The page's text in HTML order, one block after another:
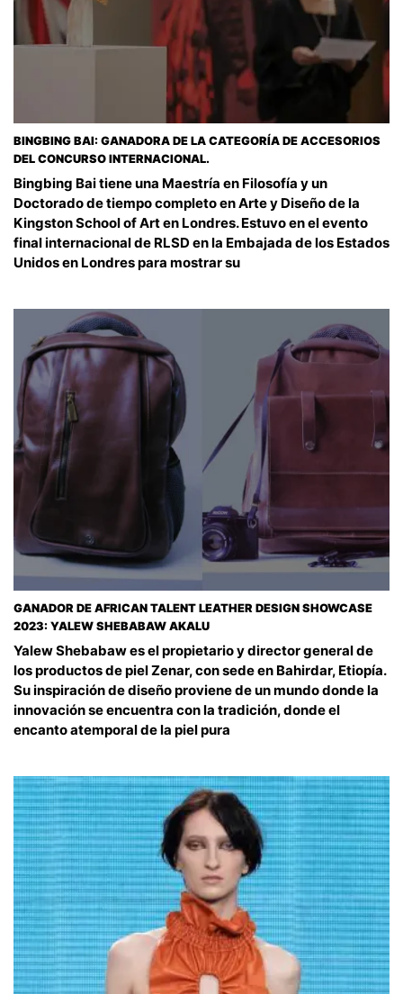
BINGBING BAI: GANADORA DE LA CATEGORÍA DE ACCESORIOS
DEL CONCURSO INTERNACIONAL.
Bingbing Bai tiene una Maestría en Filosofía y un
Doctorado de tiempo completo en Arte y Diseño de la
Kingston School of Art en Londres. Estuvo en el evento
final internacional de RLSD en la Embajada de los Estados
Unidos en Londres para mostrar su
GANADOR DE AFRICAN TALENT LEATHER DESIGN SHOWCASE
2023: YALEW SHEBABAW AKALU
Yalew Shebabaw es el propietario y director general de
los productos de piel Zenar, con sede en Bahirdar, Etiopía.
Su inspiración de diseño proviene de un mundo donde la
innovación se encuentra con la tradición, donde el
encanto atemporal de la piel pura